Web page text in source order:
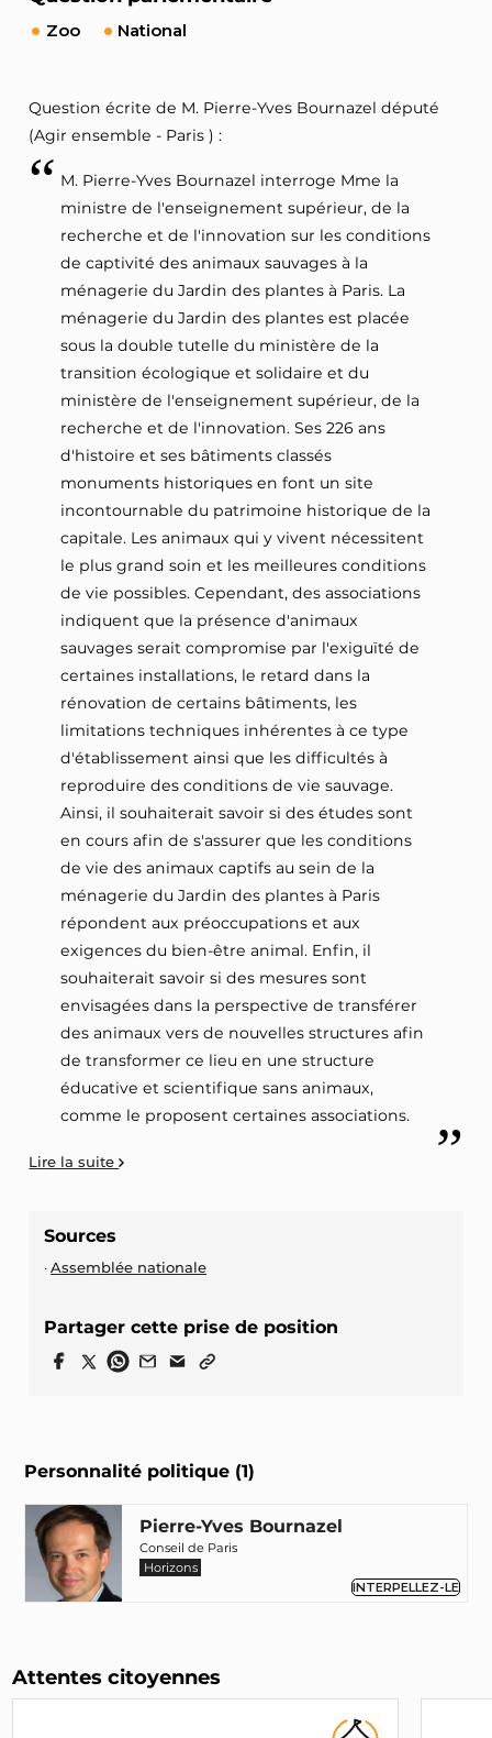
Personnalité politique (1)
Pierre-Yves Bournazel
Conseil de Paris
Horizons
INTERPELLEZ-LE
Zoo National
Question écrite de M. Pierre-Yves Bournazel député
(Agir ensemble - Paris ) :
M. Pierre-Yves Bournazel interroge Mme la
ministre de l'enseignement supérieur, de la
recherche et de l'innovation sur les conditions
de captivité des animaux sauvages à la
ménagerie du Jardin des plantes à Paris. La
ménagerie du Jardin des plantes est placée
sous la double tutelle du ministère de la
transition écologique et solidaire et du
ministère de l'enseignement supérieur, de la
recherche et de l'innovation. Ses 226 ans
d'histoire et ses bâtiments classés
monuments historiques en font un site
incontournable du patrimoine historique de la
capitale. Les animaux qui y vivent nécessitent
le plus grand soin et les meilleures conditions
de vie possibles. Cependant, des associations
indiquent que la présence d'animaux
sauvages serait compromise par l'exiguïté de
certaines installations, le retard dans la
rénovation de certains bâtiments, les
limitations techniques inhérentes à ce type
d'établissement ainsi que les difficultés à
reproduire des conditions de vie sauvage.
Ainsi, il souhaiterait savoir si des études sont
en cours afin de s'assurer que les conditions
de vie des animaux captifs au sein de la
ménagerie du Jardin des plantes à Paris
répondent aux préoccupations et aux
exigences du bien-être animal. Enfin, il
souhaiterait savoir si des mesures sont
envisagées dans la perspective de transférer
des animaux vers de nouvelles structures afin
de transformer ce lieu en une structure
éducative et scientifique sans animaux,
comme le proposent certaines associations.
Lire la suite
Sources
Assemblée nationale
Partager cette prise de position
Attentes citoyennes